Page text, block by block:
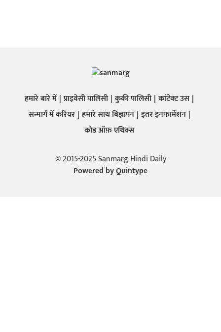
हमारे बारे में प्राइवेसी पालिसी कुकी पालिसी कांटेक्ट उस
सन्मार्ग में करियर हमारे साथ बिज्ञापन इतर इनफार्मेशन
कोड ऑफ़ एथिक्स
© 2015-2025 Sanmarg Hindi Daily
Powered byQuintype